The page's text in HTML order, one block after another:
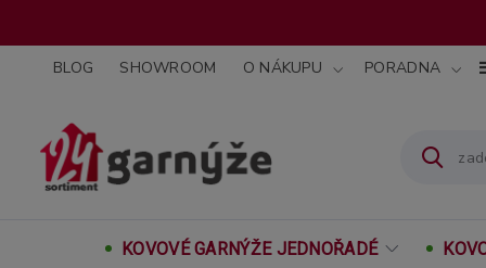
BLOG SHOWROOM O NÁKUPU PORADNA
KOVOVÉ GARNÝŽE JEDNOŘADÉ